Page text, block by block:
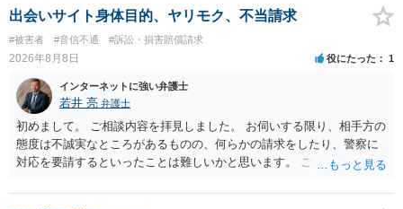
出会いサイト身体目的、ヤリモク、不当請求
#被害者 #音信不通 #訴訟・損害賠償請求
2026年8月8日 役にたった 1
インターネットに強い弁護士
若井 亮 弁護士
初めまして。 ご相談内容を拝見しました。 お伺いする限り、相手方の
態度は不誠実なところがあるものの、何らかの請求をしたり、警察に
対応を要請するといったことは難しいかと思います。 ご参考になれば